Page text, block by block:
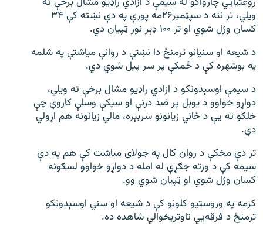
ویلي، تر ننه د سپټمبر۲۶مه پورې په دې نښته کې ۳۴
کسان وژل شوي او تر ۱۰۰ ډېر نور ټپیان دي.
د شیعه او سنیانو ترمنځ دا نښتې د روانې میاشتې په شلمه
په بوشهره کې د ځمکې پر سر پیل شوي دي.
د سیمې اوسېدونکو د ازادي راډیو مشال برخې ته ویلي،
دواړو خواوو د یوبل پر ضد درنې او سپکې وسلې کاروي چې
خلکو ته يې د ځاني زیانونو سربېره، مالي زیانونه هم اړولي
دي.
تر دې مخکې د روان کال په جولای میاشت کې هم په دې
سیمه کې د ورته جګړې له امله د دواړو خواوو لسګونه
کسان وژل شوي او ټپیان شوي وو.
کرمه په وروستیو کلونو کې د شیعه او سني اوسېدونکو
ترمنځ د فرقه‌يي تاوتریخوالي شاهده ده.